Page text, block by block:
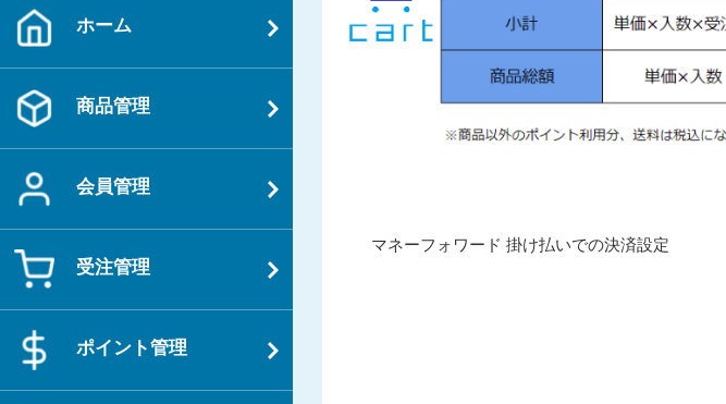
ホーム
商品管理
会員管理
受注管理
ポイント管理
過
マネーフォワード 掛け払いでの決済設定